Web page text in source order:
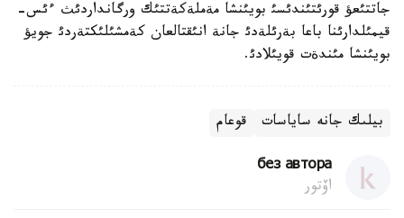
جاتتئعؤ قورئتئندئسئ بويئنشا مةملةكةتتئك ورگانداردئث ءئس-
قيمئلدارئنا باعا بةرئلةدئ جانة انئقتالعان كةمشئلئكتةردئ جويؤ
بويئنشا مئندةت قويئلادئ.
بيلىك جانە ساياسات قوعام
без автора
اۆتور